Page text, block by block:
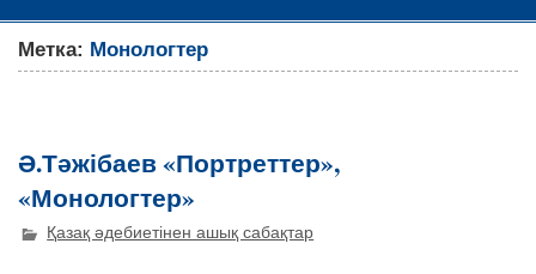
Метка: Монологтер
Ә.Тәжібаев «Портреттер»,
«Монологтер»
Қазақ әдебиетінен ашық сабақтар